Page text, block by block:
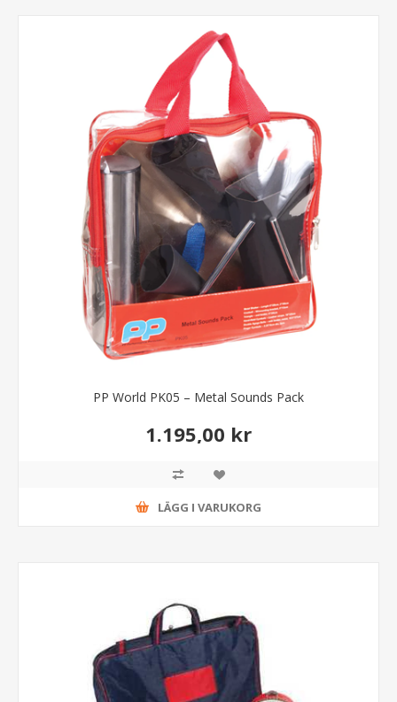
PP World PK05 – Metal Sounds Pack
1.195,00 kr
LÄGG I VARUKORG